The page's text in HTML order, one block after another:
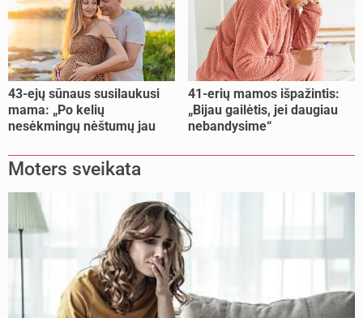
43-ejų sūnaus susilaukusi
mama: „Po kelių
nesėkmingų nėštumų jau
41-erių mamos išpažintis:
„Bijau gailėtis, jei daugiau
nebandysime“
Moters sveikata